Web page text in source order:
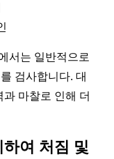
서는 일반적으로
검사합니다. 대
마찰로 인해 더
여 처짐 및